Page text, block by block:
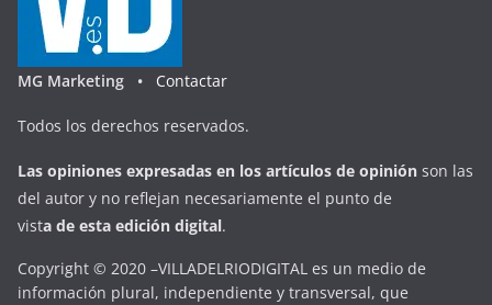
MG Marketing • Contactar
Todos los derechos reservados.
Las opiniones expresadas en los artículos de opinión son las
del autor y no reflejan necesariamente el punto de
vista de esta edición digital.
Copyright © 2020 –VILLADELRIODIGITAL es un medio de
información plural, independiente y transversal, que